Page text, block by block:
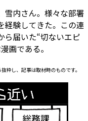
雪内さん。様々な部署
経験してきた。この連
ら届いた“切ないエピ
画である。
粋し、記事は取材時のものです。